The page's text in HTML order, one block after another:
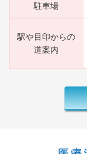
駐車場
駅や目印からの
道案内